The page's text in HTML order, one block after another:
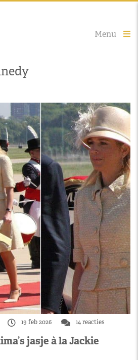
Menu
19 feb 2026 14 reacties
jasje à la Jackie